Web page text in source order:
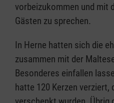
vorbeizukommen und mit
Gästen zu sprechen.
In Herne hatten sich die
zusammen mit der
Besonderes einfallen
hatte 120 Kerzen verziert,